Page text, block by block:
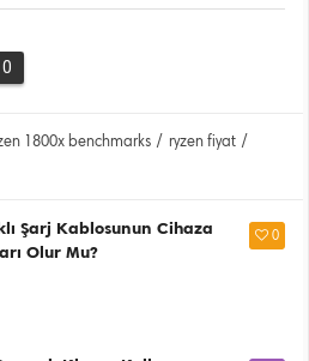
0
1800x benchmarks / ryzen fiyat /
Şarj Kablosunun Cihaza
Olur Mu?
0